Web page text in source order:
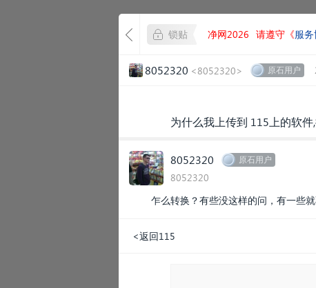
锁贴 净网2026 请遵守《服
8052320 <8052320> 原石用户
为什么我上传到 115上的软
8052320 原石用户
8052320
乍么转换？有些没这样的问，有一些
<返回115